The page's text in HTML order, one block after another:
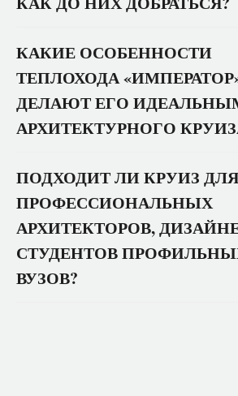
КАКИЕ ОСОБЕННОСТИ
ТЕПЛОХОДА
ДЕЛАЮТ ЕГО
АРХИТЕКТУРНОГО
ПОДХОДИТ ЛИ КРУИЗ ДЛЯ
ПРОФЕССИОНАЛЬНЫХ
АРХИТЕКТОРОВ,
СТУДЕНТОВ
ВУЗОВ?